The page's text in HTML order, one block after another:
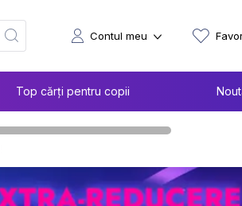
Top cărți pentru copii
Contul meu